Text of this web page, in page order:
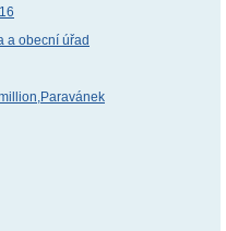
a obecní úřad